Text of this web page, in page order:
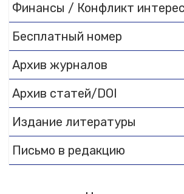
Финансы / Конфликт
Бесплатный номер
Архив журналов
Архив статей/DOI
Издание литературы
Письмо в редакцию